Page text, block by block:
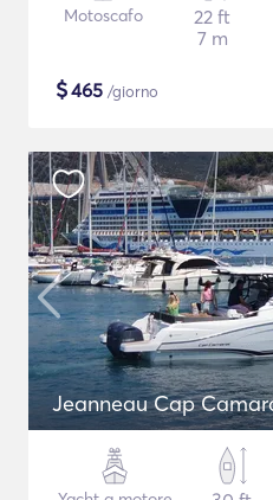
Motoscafo
22 ft
7 m
$465 /giorno
Jeanneau Cap